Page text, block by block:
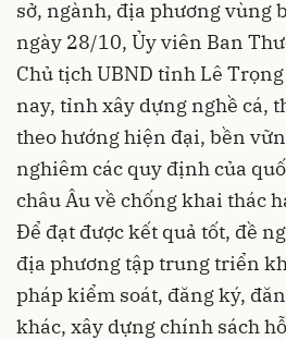
sở, ngành, địa phương vùng
ngày 28/10, Ủy viên Ban
Chủ tịch UBND tỉnh Lê
nay, tỉnh xây dựng nghề cá,
theo hướng hiện đại, bền
nghiêm các quy định của
châu Âu về chống khai thác
Để đạt được kết quả tốt, đề
địa phương tập trung triển
pháp kiểm soát, đăng ký,
khác, xây dựng chính sách